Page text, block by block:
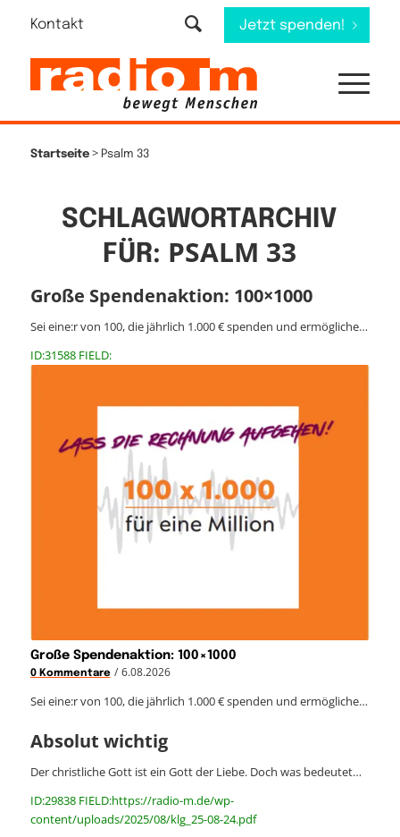
Kontakt Jetzt spenden!
Startseite> Psalm 33
SCHLAGWORTARCHIV
FÜR: PSALM 33
Große Spendenaktion: 100×1000
Sei eine:r von 100, die jährlich 1.000 € spenden und ermögliche…
ID:31588 FIELD:
Große Spendenaktion: 100×1000
0 Kommentare / 6.08.2026
Sei eine:r von 100, die jährlich 1.000 € spenden und ermögliche…
Absolut wichtig
Der christliche Gott ist ein Gott der Liebe. Doch was bedeutet…
ID:29838 FIELD:https://radio-m.de/wp-
content/uploads/2025/08/klg_25-08-24.pdf